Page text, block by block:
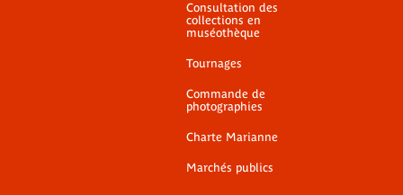
Consultation des
collections en
muséothèque
Tournages
Commande de
photographies
Charte Marianne
Marchés publics